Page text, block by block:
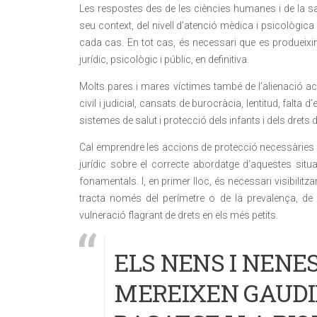
Les respostes des de les ciències humanes i de la
seu context, del nivell d’atenció mèdica i
cada cas. En tot cas, és necessari que es
jurídic, psicològic i públic, en definitiva.
Molts pares i mares víctimes també de l’alienació
civil i judicial, cansats de burocràcia, lentitud, falta
sistemes de salut i protecció dels infants i dels drets
Cal emprendre les accions de protecció
jurídic sobre el correcte abordatge d’aquestes
fonamentals. I, en primer lloc, és necessari
tracta només del perímetre o de la prevalença,
vulneració flagrant de drets en els més petits.
ELS NENS I
MEREIXEN